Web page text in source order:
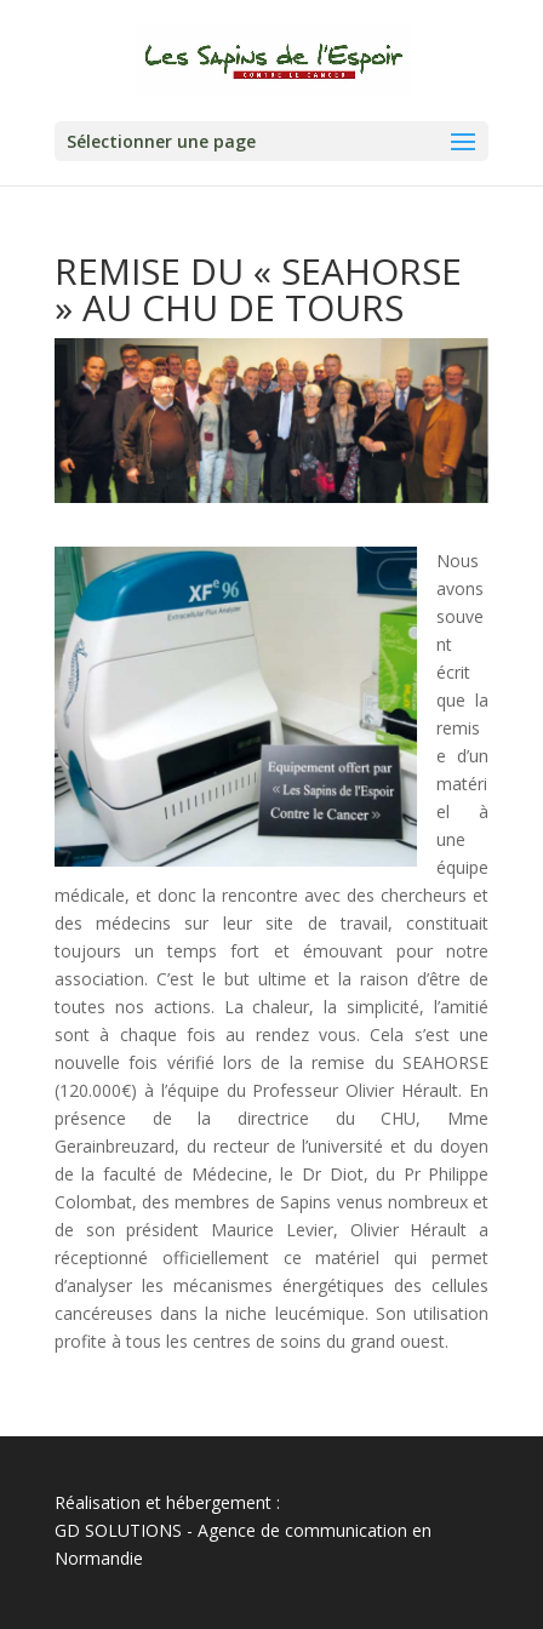
Sélectionner une page
REMISE DU « SEAHORSE
» AU CHU DE TOURS
Nous
avons
souve
nt
écrit
que la
remis
e d’un
matéri
el à
une
équipe
médicale, et donc la rencontre avec des chercheurs et
des médecins sur leur site de travail, constituait
toujours un temps fort et émouvant pour notre
association. C’est le but ultime et la raison d’être de
toutes nos actions. La chaleur, la simplicité, l’amitié
sont à chaque fois au rendez vous. Cela s’est une
nouvelle fois vérifié lors de la remise du SEAHORSE
(120.000€) à l’équipe du Professeur Olivier Hérault. En
présence de la directrice du CHU, Mme
Gerainbreuzard, du recteur de l’université et du doyen
de la faculté de Médecine, le Dr Diot, du Pr Philippe
Colombat, des membres de Sapins venus nombreux et
de son président Maurice Levier, Olivier Hérault a
réceptionné officiellement ce matériel qui permet
d’analyser les mécanismes énergétiques des cellules
cancéreuses dans la niche leucémique. Son utilisation
profite à tous les centres de soins du grand ouest.
Réalisation et hébergement :
GD SOLUTIONS - Agence de communication en
Normandie